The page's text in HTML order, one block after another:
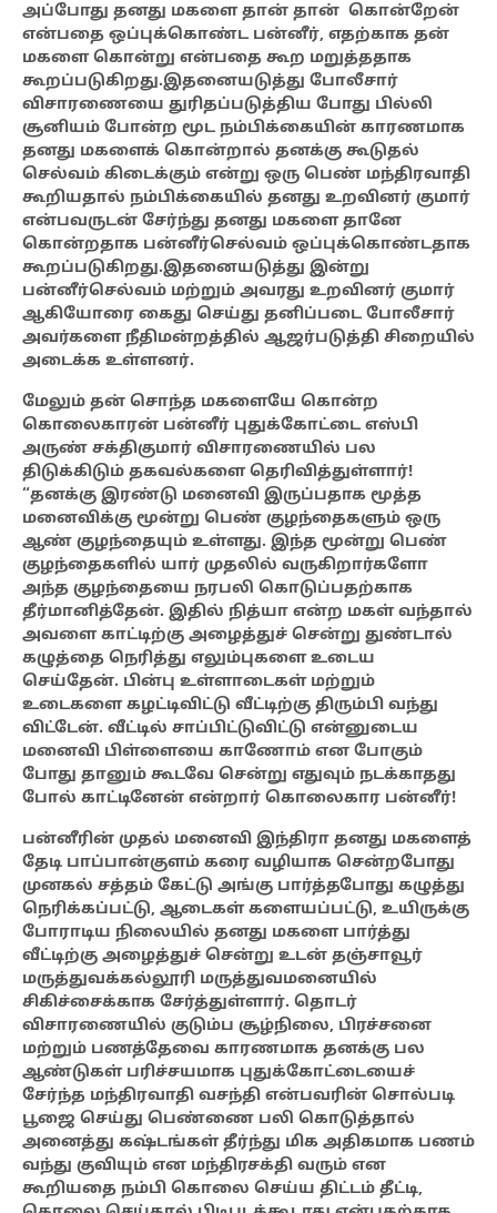
அப்போது தனது மகளை தான் தான் கொன்றேன்
என்பதை ஒப்புக்கொண்ட பன்னீர், எதற்காக தன்
மகளை கொன்று என்பதை கூற மறுத்ததாக
கூறப்படுகிறது.இதனையடுத்து போலீசார்
விசாரணையை துரிதப்படுத்திய போது பில்லி
சூனியம் போன்ற மூட நம்பிக்கையின் காரணமாக
தனது மகளைக் கொன்றால் தனக்கு கூடுதல்
செல்வம் கிடைக்கும் என்று ஒரு பெண் மந்திரவாதி
கூறியதால் நம்பிக்கையில் தனது உறவினர் குமார்
என்பவருடன் சேர்ந்து தனது மகளை தானே
கொன்றதாக பன்னீர்செல்வம் ஒப்புக்கொண்டதாக
கூறப்படுகிறது.இதனையடுத்து இன்று
பன்னீர்செல்வம் மற்றும் அவரது உறவினர் குமார்
ஆகியோரை கைது செய்து தனிப்படை போலீசார்
அவர்களை நீதிமன்றத்தில் ஆஜர்படுத்தி சிறையில்
அடைக்க உள்ளனர்.
மேலும் தன் சொந்த மகளையே கொன்ற
கொலைகாரன் பன்னீர் புதுக்கோட்டை எஸ்பி
அருண் சக்திகுமார் விசாரணையில் பல
திடுக்கிடும் தகவல்களை தெரிவித்துள்ளார்!
“தனக்கு இரண்டு மனைவி இருப்பதாக மூத்த
மனைவிக்கு மூன்று பெண் குழந்தைகளும் ஒரு
ஆண் குழந்தையும் உள்ளது. இந்த மூன்று பெண்
குழந்தைகளில் யார் முதலில் வருகிறார்களோ
அந்த குழந்தையை நரபலி கொடுப்பதற்காக
தீர்மானித்தேன். இதில் நித்யா என்ற மகள் வந்தால்
அவளை காட்டிற்கு அழைத்துச் சென்று துண்டால்
கழுத்தை நெரித்து எலும்புகளை உடைய
செய்தேன். பின்பு உள்ளாடைகள் மற்றும்
உடைகளை கழட்டிவிட்டு வீட்டிற்கு திரும்பி வந்து
விட்டேன். வீட்டில் சாப்பிட்டுவிட்டு என்னுடைய
மனைவி பிள்ளையை காணோம் என போகும்
போது தானும் கூடவே சென்று எதுவும் நடக்காதது
போல் காட்டினேன் என்றார் கொலைகார பன்னீர்!
பன்னீரின் முதல் மனைவி இந்திரா தனது மகளைத்
தேடி பாப்பான்குளம் கரை வழியாக சென்றபோது
முனகல் சத்தம் கேட்டு அங்கு பார்த்தபோது கழுத்து
நெரிக்கப்பட்டு, ஆடைகள் களையப்பட்டு, உயிருக்கு
போராடிய நிலையில் தனது மகளை பார்த்து
வீட்டிற்கு அழைத்துச் சென்று உடன் தஞ்சாவூர்
மருத்துவக்கல்லூரி மருத்துவமனையில்
சிகிச்சைக்காக சேர்த்துள்ளார். தொடர்
விசாரணையில் குடும்ப சூழ்நிலை, பிரச்சனை
மற்றும் பணத்தேவை காரணமாக தனக்கு பல
ஆண்டுகள் பரிச்சயமாக புதுக்கோட்டையைச்
சேர்ந்த மந்திரவாதி வசந்தி என்பவரின் சொல்படி
பூஜை செய்து பெண்ணை பலி கொடுத்தால்
அனைத்து கஷ்டங்கள் தீர்ந்து மிக அதிகமாக பணம்
வந்து குவியும் என மந்திரசக்தி வரும் என
கூறியதை நம்பி கொலை செய்ய திட்டம் தீட்டி,